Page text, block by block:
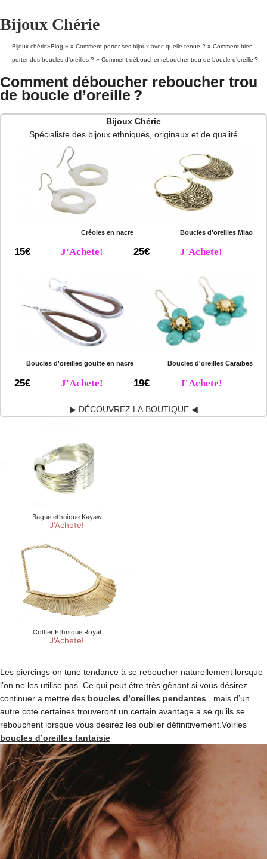
Bijoux Chérie
Bijoux chérie»Blog » » Comment porter ses bijoux avec quelle tenue ? » Comment bien
porter des boucles d'oreilles ? » Comment déboucher reboucher trou de boucle d’oreille ?
Comment déboucher reboucher trou
de boucle d’oreille ?
Bijoux Chérie
Spécialiste des bijoux ethniques, originaux et de qualité
Créoles en nacre
15€ J'Achete!
Boucles d'oreilles Miao
25€ J'Achete!
Boucles d'oreilles goutte en nacre
25€ J'Achete!
Boucles d'oreilles Caraïbes
19€ J'Achete!
▶ DÉCOUVREZ LA BOUTIQUE ◀
Les piercings on tune tendance à se reboucher naturellement lorsque
l’on ne les utilise pas. Ce qui peut être très gênant si vous désirez
continuer a mettre des boucles d’oreilles pendantes , mais d’un
autre cote certaines trouveront un certain avantage a se qu’ils se
rebouchent lorsque vous désirez les oublier définitivement.Voirles
boucles d’oreilles fantaisie